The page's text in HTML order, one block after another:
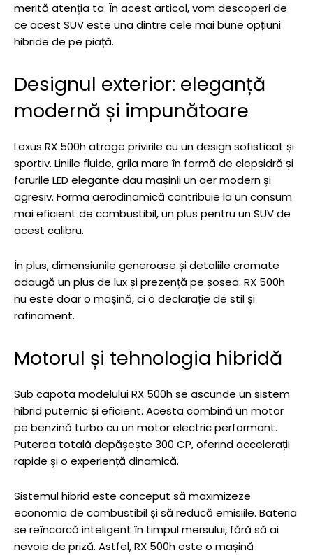
merită atenția ta. În acest articol, vom descoperi de
ce acest SUV este una dintre cele mai bune opțiuni
hibride de pe piață.
Designul exterior: eleganță
modernă și impunătoare
Lexus RX 500h atrage privirile cu un design sofisticat și
sportiv. Liniile fluide, grila mare în formă de clepsidră și
farurile LED elegante dau mașinii un aer modern și
agresiv. Forma aerodinamică contribuie la un consum
mai eficient de combustibil, un plus pentru un SUV de
acest calibru.
În plus, dimensiunile generoase și detaliile cromate
adaugă un plus de lux și prezență pe șosea. RX 500h
nu este doar o mașină, ci o declarație de stil și
rafinament.
Motorul și tehnologia hibridă
Sub capota modelului RX 500h se ascunde un sistem
hibrid puternic și eficient. Acesta combină un motor
pe benzină turbo cu un motor electric performant.
Puterea totală depășește 300 CP, oferind accelerații
rapide și o experiență dinamică.
Sistemul hibrid este conceput să maximizeze
economia de combustibil și să reducă emisiile. Bateria
se reîncarcă inteligent în timpul mersului, fără să ai
nevoie de priză. Astfel, RX 500h este o mașină